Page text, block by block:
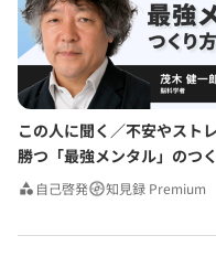
この人に聞く／不安やスト
勝つ「最強メンタル」のつ
自己啓発 知見録 Premium